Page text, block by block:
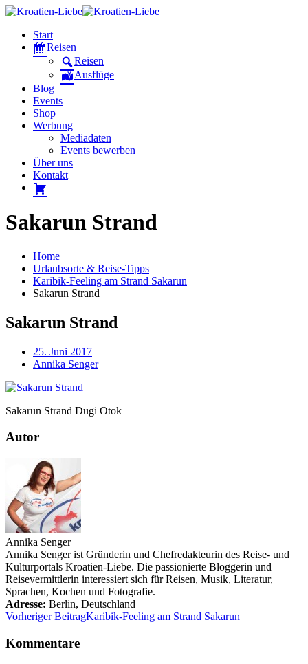
Start
Reisen
Reisen
Ausflüge
Blog
Events
Shop
Werbung
Mediadaten
Events bewerben
Über uns
Kontakt
Sakarun Strand
Home
Urlaubsorte & Reise-Tipps
Karibik-Feeling am Strand Sakarun
Sakarun Strand
Sakarun Strand
25. Juni 2017
Annika Senger
Sakarun Strand Dugi Otok
Autor
Annika Senger
Annika Senger ist Gründerin und Chefredakteurin des Reise- und
Kulturportals Kroatien-Liebe. Die passionierte Bloggerin und
Reisevermittlerin interessiert sich für Reisen, Musik, Literatur,
Sprachen, Kochen und Fotografie.
Adresse: Berlin, Deutschland
Vorheriger BeitragKaribik-Feeling am Strand Sakarun
Kommentare